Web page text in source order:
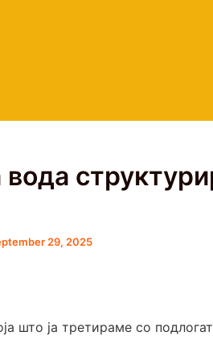
29, 2025
што ја третираме со